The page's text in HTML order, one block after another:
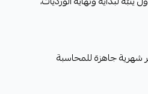
شهرية جاهزة للمحاسبة